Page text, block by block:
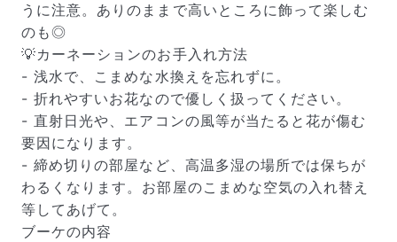
届いたお花に元気がなかったら？
もし届いたお花に「枯れている」「折れている」などの
不備があった場合は、些細なことでもお気軽にサポート
までご連絡ください。ご返金にて補償いたします。
うに注意。ありのままで高いところに飾って楽しむ
のも◎
💡カーネーションのお手入れ方法
- 浅水で、こまめな水換えを忘れずに。
- 折れやすいお花なので優しく扱ってください。
- 直射日光や、エアコンの風等が当たると花が傷む
要因になります。
- 締め切りの部屋など、高温多湿の場所では保ちが
わるくなります。お部屋のこまめな空気の入れ替え
等してあげて。
ブーケの内容